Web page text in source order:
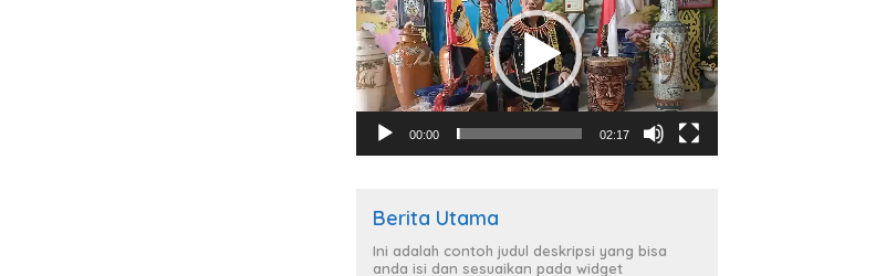
00:00 02:17
Berita Utama
Ini adalah contoh judul deskripsi yang bisa
anda isi dan sesuaikan pada widget